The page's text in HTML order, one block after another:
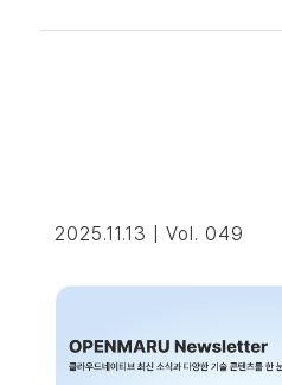
2025.11.13 | Vol. 049